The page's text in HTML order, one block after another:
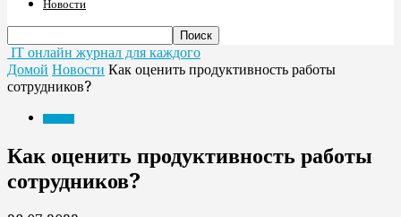
Новости
IT онлайн журнал для каждого
Домой Новости Как оценить продуктивность работы
сотрудников?
Как оценить продуктивность работы
сотрудников?